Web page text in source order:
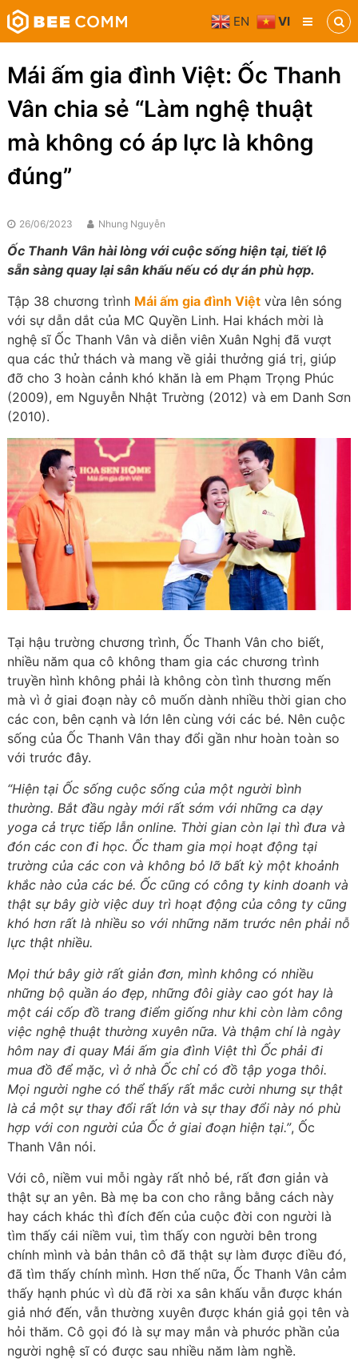
Skip
to
content
Bee
Comm
Truyền
thông
phương
tiện
Mái ấm gia đình Việt: Ốc Thanh
Vân chia sẻ “Làm nghệ thuật
mà không có áp lực là không
đúng”
26/06/2023 Nhung Nguyễn
Ốc Thanh Vân hài lòng với cuộc sống hiện tại, tiết lộ
sẵn sàng quay lại sân khấu nếu có dự án phù hợp.
Tập 38 chương trình Mái ấm gia đình Việtvừa lên sóng
với sự dẫn dắt của MC Quyền Linh. Hai khách mời là
nghệ sĩ Ốc Thanh Vân và diễn viên Xuân Nghị đã vượt
qua các thử thách và mang về giải thưởng giá trị, giúp
đỡ cho 3 hoàn cảnh khó khăn là em Phạm Trọng Phúc
(2009), em Nguyễn Nhật Trường (2012) và em Danh Sơn
(2010).
Tại hậu trường chương trình, Ốc Thanh Vân cho biết,
nhiều năm qua cô không tham gia các chương trình
truyền hình không phải là không còn tình thương mến
mà vì ở giai đoạn này cô muốn dành nhiều thời gian cho
các con, bên cạnh và lớn lên cùng với các bé. Nên cuộc
sống của Ốc Thanh Vân thay đổi gần như hoàn toàn so
với trước đây.
“Hiện tại Ốc sống cuộc sống của một người bình
thường. Bắt đầu ngày mới rất sớm với những ca dạy
yoga cả trực tiếp lẫn online. Thời gian còn lại thì đưa và
đón các con đi học. Ốc tham gia mọi hoạt động tại
trường của các con và không bỏ lỡ bất kỳ một khoảnh
khắc nào của các bé. Ốc cũng có công ty kinh doanh và
thật sự bây giờ việc duy trì hoạt động của công ty cũng
khó hơn rất là nhiều so với những năm trước nên phải nỗ
lực thật nhiều.
Mọi thứ bây giờ rất giản đơn, mình không có nhiều
những bộ quần áo đẹp, những đôi giày cao gót hay là
một cái cốp đồ trang điểm giống như khi còn làm công
việc nghệ thuật thường xuyên nữa. Và thậm chí là ngày
hôm nay đi quay Mái ấm gia đình Việt thì Ốc phải đi
mua đồ để mặc, vì ở nhà Ốc chỉ có đồ tập yoga thôi.
Mọi người nghe có thể thấy rất mắc cười nhưng sự thật
là cả một sự thay đổi rất lớn và sự thay đổi này nó phù
hợp với con người của Ốc ở giai đoạn hiện tại.”, Ốc
Thanh Vân nói.
Với cô, niềm vui mỗi ngày rất nhỏ bé, rất đơn giản và
thật sự an yên. Bà mẹ ba con cho rằng bằng cách này
hay cách khác thì đích đến của cuộc đời con người là
tìm thấy cái niềm vui, tìm thấy con người bên trong
chính mình và bản thân cô đã thật sự làm được điều đó,
đã tìm thấy chính mình. Hơn thế nữa, Ốc Thanh Vân cảm
thấy hạnh phúc vì dù đã rời xa sân khấu vẫn được khán
giả nhớ đến, vẫn thường xuyên được khán giả gọi tên và
hỏi thăm. Cô gọi đó là sự may mắn và phước phần của
người nghệ sĩ có được sau nhiều năm làm nghề.
EN VI